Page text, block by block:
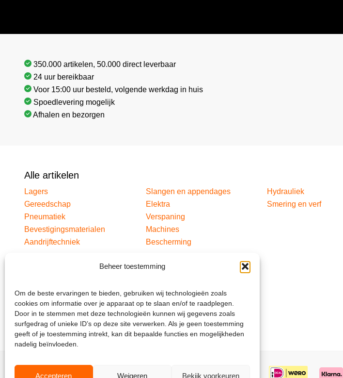
Beheer toestemming
Om de beste ervaringen te bieden, gebruiken wij technologieën zoals
cookies om informatie over je apparaat op te slaan en/of te raadplegen.
Door in te stemmen met deze technologieën kunnen wij gegevens zoals
surfgedrag of unieke ID’s op deze site verwerken. Als je geen toestemming
geeft of je toestemming intrekt, kan dit bepaalde functies en mogelijkheden
nadelig beïnvloeden.
Accepteren Weigeren Bekijk voorkeuren
350.000 artikelen, 50.000 direct leverbaar
24 uur bereikbaar
Voor 15:00 uur besteld, volgende werkdag in huis
Spoedlevering mogelijk
Afhalen en bezorgen
Alle artikelen
Lagers
Gereedschap
Pneumatiek
Bevestigingsmaterialen
Aandrijftechniek
Slangen en appendages
Elektra
Verspaning
Machines
Bescherming
Hydrauliek
Smering en verf